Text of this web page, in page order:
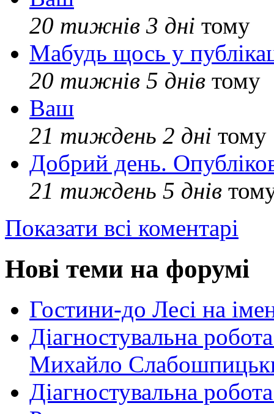
20 тижнів 3 дні тому
Мабудь щось у
20 тижнів 5 днів тому
Ваш
21 тиждень 2 дні тому
Добрий день.
21 тиждень 5 днів
Показати всі коментарі
Нові теми на форумі
Гостини-до Лесі на
Діагностувальна
Михайло
Діагностувальна